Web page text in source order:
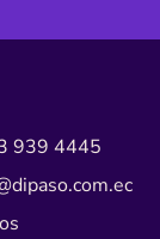
939 4445